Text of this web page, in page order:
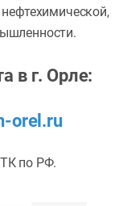
в г. Орле:
orel.ru
по РФ.